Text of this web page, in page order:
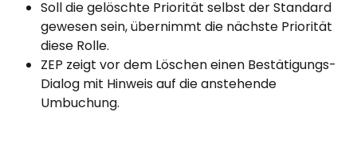
Soll die gelöschte Priorität selbst der Standard
gewesen sein, übernimmt die nächste Priorität
diese Rolle.
ZEP zeigt vor dem Löschen einen Bestätigungs-
Dialog mit Hinweis auf die anstehende
Umbuchung.